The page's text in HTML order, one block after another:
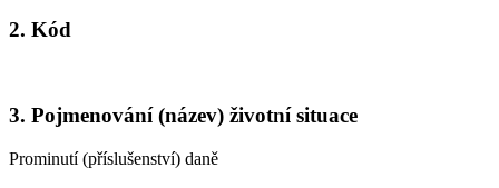
2. Kód
3. Pojmenování (název) životní situace
Prominutí (příslušenství) daně